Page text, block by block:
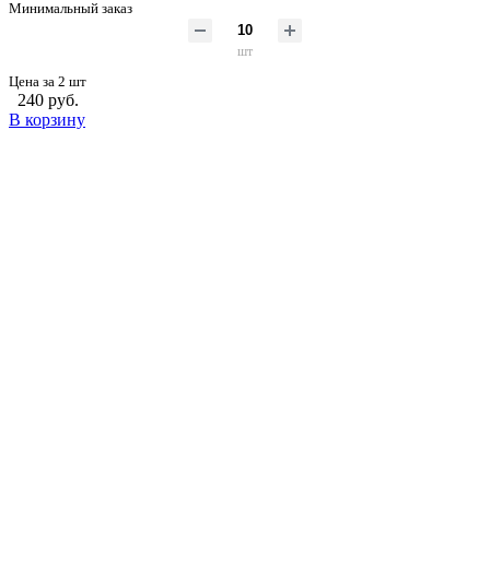
Минимальный заказ
шт
Цена за 2 шт
240 руб.
В корзину